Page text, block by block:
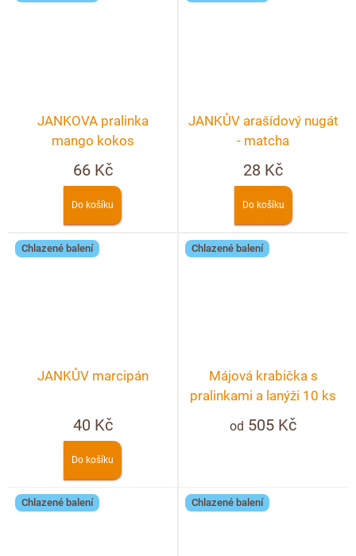
JANKOVA pralinka
mango kokos
66 Kč
Do košíku
JANKŮV arašídový nugát
- matcha
28 Kč
Do košíku
Chlazené balení
JANKŮV marcipán
40 Kč
Do košíku
Chlazené balení
Májová krabička s
pralinkami a lanýži 10 ks
od 505 Kč
Chlazené balení Chlazené balení